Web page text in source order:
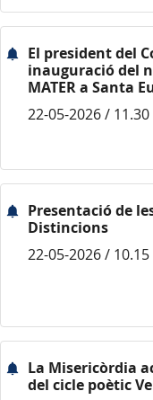
El president del
inauguració del
MATER a Santa
22-05-2026 / 11.30
Presentació de
Distincions
22-05-2026 / 10.15
La Misericòrdia
del cicle poètic